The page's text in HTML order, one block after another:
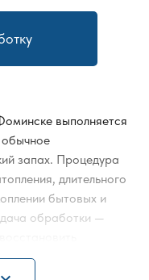
выполняется
обычное
запах. Процедура
длительного
бытовых и
обработки —